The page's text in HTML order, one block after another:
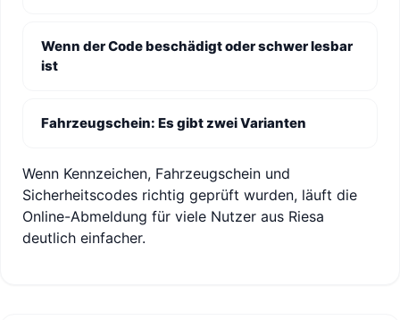
Wenn der Code beschädigt oder schwer lesbar
ist
Fahrzeugschein: Es gibt zwei Varianten
Wenn Kennzeichen, Fahrzeugschein und
Sicherheitscodes richtig geprüft wurden, läuft die
Online-Abmeldung für viele Nutzer aus Riesa
deutlich einfacher.